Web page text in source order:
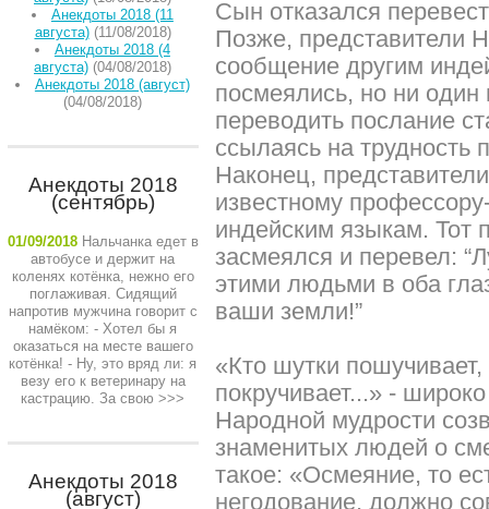
Анекдоты 2018 (11
августа)(11/08/2018)
Анекдоты 2018 (4
августа) (04/08/2018)
Анекдоты 2018 (август)
(04/08/2018)
Анекдоты 2018
(сентябрь)
01/09/2018 Нальчанка едет в
автобусе и держит на
коленях котёнка, нежно его
поглаживая. Сидящий
напротив мужчина говорит с
намёком: - Хотел бы я
оказаться на месте вашего
котёнка! - Ну, это вряд ли: я
везу его к ветеринару на
кастрацию. За свою >>>
Анекдоты 2018
(август)
Сын отказался
Позже, представители
сообщение другим
посмеялись, но ни один
переводить послание
ссылаясь на трудность
Наконец,
известному
индейским языкам. Тот
засмеялся и перевел:
этими людьми в оба
ваши земли!”
«Кто шутки пошучивает,
покручивает...» -
Народной мудрости
знаменитых людей о
такое: «Осмеяние, то
негодование, должно